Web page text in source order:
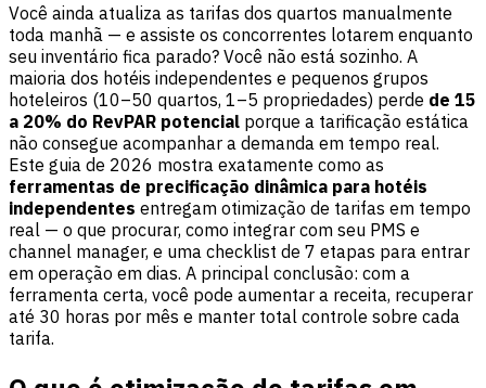
Você ainda atualiza as tarifas dos quartos manualmente
toda manhã — e assiste os concorrentes lotarem enquanto
seu inventário fica parado? Você não está sozinho. A
maioria dos hotéis independentes e pequenos grupos
hoteleiros (10–50 quartos, 1–5 propriedades) perde de 15
a 20% do RevPAR potencial porque a tarificação estática
não consegue acompanhar a demanda em tempo real.
Este guia de 2026 mostra exatamente como as
ferramentas de precificação dinâmica para hotéis
independentes entregam otimização de tarifas em tempo
real — o que procurar, como integrar com seu PMS e
channel manager, e uma checklist de 7 etapas para entrar
em operação em dias. A principal conclusão: com a
ferramenta certa, você pode aumentar a receita, recuperar
até 30 horas por mês e manter total controle sobre cada
tarifa.